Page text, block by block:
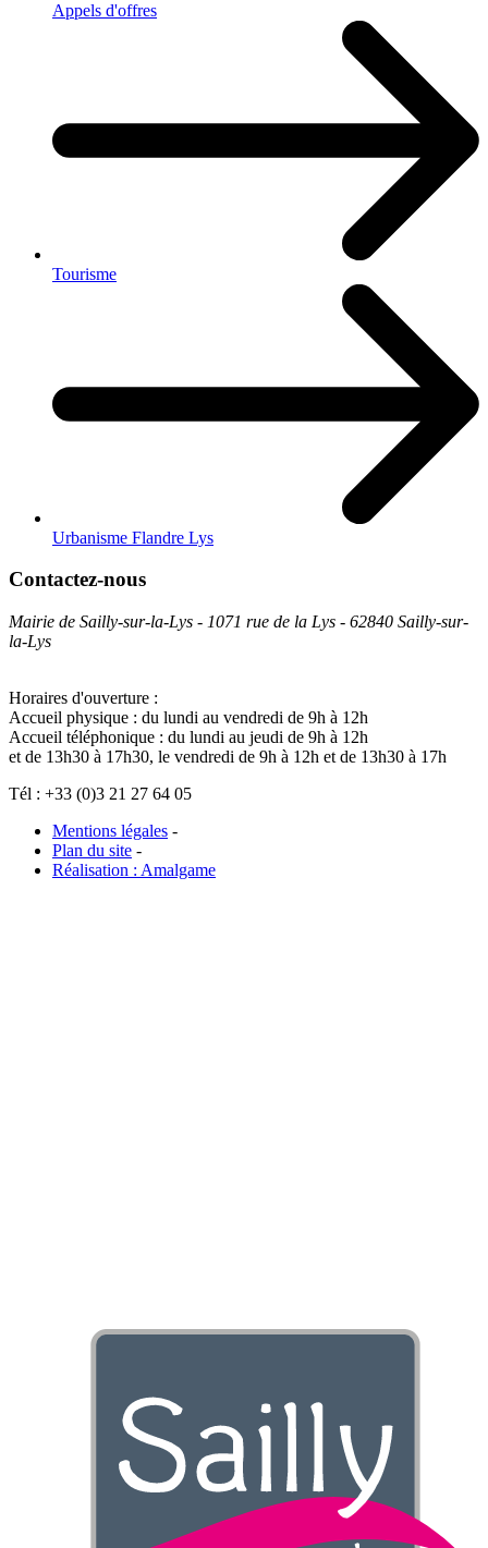
Appels d'offres
Tourisme
Urbanisme Flandre Lys
Contactez-nous
Mairie de Sailly-sur-la-Lys - 1071 rue de la Lys - 62840 Sailly-sur-
la-Lys
Horaires d'ouverture :
Accueil physique : du lundi au vendredi de 9h à 12h
Accueil téléphonique : du lundi au jeudi de 9h à 12h
et de 13h30 à 17h30, le vendredi de 9h à 12h et de 13h30 à 17h
Tél : +33 (0)3 21 27 64 05
Mentions légales -
Plan du site -
Réalisation : Amalgame